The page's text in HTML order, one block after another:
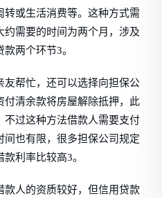
或生活消费等。这种方式需
需要的时间为两个月，涉及
两个环节3。
友帮忙，还可以选择向担保公
付清余款将房屋解除抵押，此
不过这种方法借款人需要支付
也有限，很多担保公司规定
利率比较高3。
款人的资质较好，但信用贷款